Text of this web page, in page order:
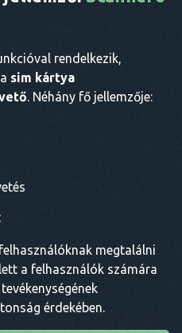
rendelkezik,
sim kártya
. Néhány fő jellemzője:
megtalálni
a felhasználók számára
érdekében.